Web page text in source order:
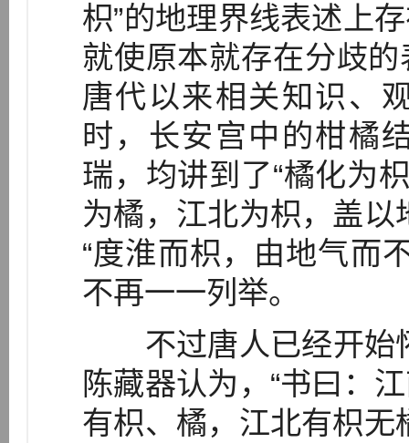
枳”的地理界线表述上
就使原本就存在分歧
唐代以来相关知识、
时，长安宫中的柑橘
瑞，均讲到了“橘化为
为橘，江北为枳，盖以
“度淮而枳，由地气而
不再一一列举。
不过唐人已经开始怀
陈藏器认为，“书曰：
有枳、橘，江北有枳无